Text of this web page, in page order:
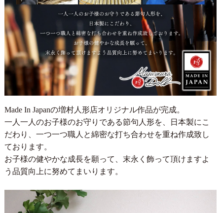
Made In Japanの増村人形店オリジナル作品が完成。
一人一人のお子様のお守りである節句人形を、日本製にこ
だわり、一つ一つ職人と綿密な打ち合わせを重ね作成致し
ております。
お子様の健やかな成長を願って、末永く飾って頂けますよ
う品質向上に努めてまいります。